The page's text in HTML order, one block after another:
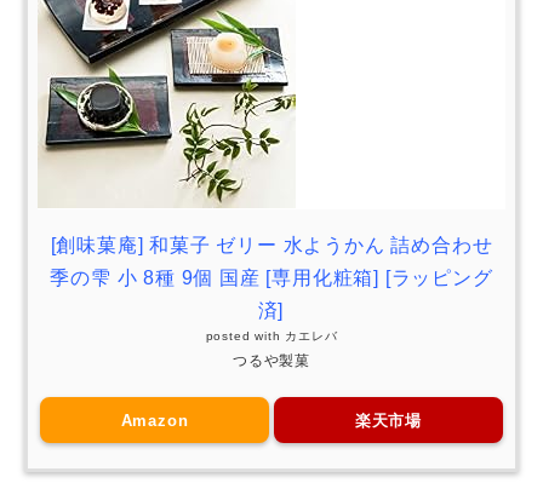
[創味菓庵] 和菓子 ゼリー 水ようかん 詰め合わせ
季の雫 小 8種 9個 国産 [専用化粧箱] [ラッピング
済]
posted with カエレバ
つるや製菓
Amazon 楽天市場